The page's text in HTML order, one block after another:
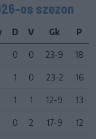
os szezon
D V Gk P
0 0 23-9 18
1 0 23-2 16
1 1 12-9 13
0 2 17-9 12